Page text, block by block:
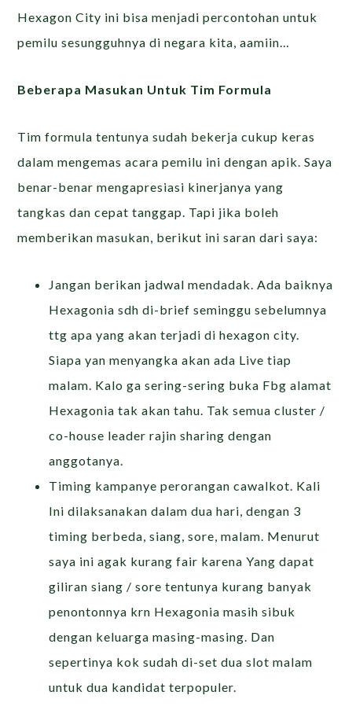
Hexagon City ini bisa menjadi percontohan untuk
pemilu sesungguhnya di negara kita, aamiin…
Beberapa Masukan Untuk Tim Formula
Tim formula tentunya sudah bekerja cukup keras
dalam mengemas acara pemilu ini dengan apik. Saya
benar-benar mengapresiasi kinerjanya yang
tangkas dan cepat tanggap. Tapi jika boleh
memberikan masukan, berikut ini saran dari saya:
Jangan berikan jadwal mendadak. Ada baiknya
Hexagonia sdh di-brief seminggu sebelumnya
ttg apa yang akan terjadi di hexagon city.
Siapa yan menyangka akan ada Live tiap
malam. Kalo ga sering-sering buka Fbg alamat
Hexagonia tak akan tahu. Tak semua cluster /
co-house leader rajin sharing dengan
anggotanya.
Timing kampanye perorangan cawalkot. Kali
Ini dilaksanakan dalam dua hari, dengan 3
timing berbeda, siang, sore, malam. Menurut
saya ini agak kurang fair karena Yang dapat
giliran siang / sore tentunya kurang banyak
penontonnya krn Hexagonia masih sibuk
dengan keluarga masing-masing. Dan
sepertinya kok sudah di-set dua slot malam
untuk dua kandidat terpopuler.